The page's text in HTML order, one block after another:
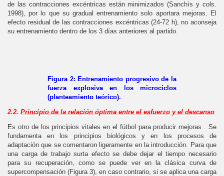
de las contracciones excéntricas están minimizados (Sanchís y cols.
1998), por lo que su gradual entrenamiento solo aportara mejoras. El
efecto residual de las contracciones excéntricas (24-72 h), no aconseja
su entrenamiento dentro de los 3 días anteriores al partido.
Figura 2: Entrenamiento progresivo de la
fuerza explosiva en los microciclos
(planteamiento teórico).
2.2. Principio de la relación óptima entre el esfuerzo y el descanso
Es otro de los principios vitales en el fútbol para producir mejoras . Se
fundamenta en los principios biológicos y en los procesos de
adaptación que se comentaron ligeramente en la introducción. Para que
una carga de trabajo surta efecto se debe dejar el tiempo necesario
para su recuperación, como se puede ver en la clásica curva de
supercompensación (Figura 3), en caso contrario, si se aplica una carga